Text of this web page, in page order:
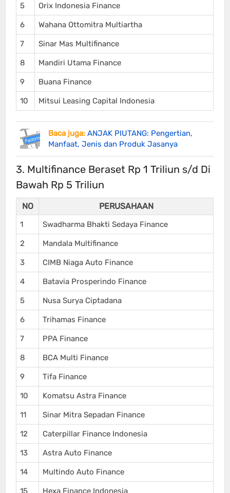
5 Orix Indonesia Finance
6 Wahana Ottomitra Multiartha
7 Sinar Mas Multifinance
8 Mandiri Utama Finance
9 Buana Finance
10 Mitsui Leasing Capital Indonesia
Baca juga: ANJAK PIUTANG: Pengertian,
Manfaat, Jenis dan Produk Jasanya
3. Multifinance Beraset Rp 1 Triliun s/d Di
Bawah Rp 5 Triliun
NO PERUSAHAAN
1 Swadharma Bhakti Sedaya Finance
2 Mandala Multifinance
3 CIMB Niaga Auto Finance
4 Batavia Prosperindo Finance
5 Nusa Surya Ciptadana
6 Trihamas Finance
7 PPA Finance
8 BCA Multi Finance
9 Tifa Finance
10 Komatsu Astra Finance
11 Sinar Mitra Sepadan Finance
12 Caterpillar Finance Indonesia
13 Astra Auto Finance
14 Multindo Auto Finance
15 Hexa Finance Indonesia